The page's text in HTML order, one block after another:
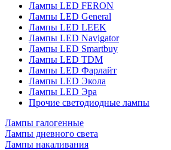
Лампы LED FERON
Лампы LED General
Лампы LED LEEK
Лампы LED Navigator
Лампы LED Smartbuy
Лампы LED TDM
Лампы LED Фарлайт
Лампы LED Экола
Лампы LED Эра
Прочие светодиодные лампы
Лампы галогенные
Лампы дневного света
Лампы накаливания